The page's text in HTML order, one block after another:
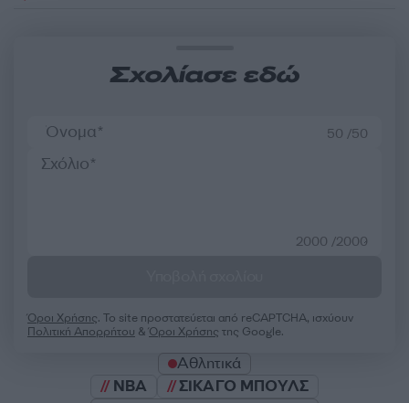
Σχολίασε εδώ
50 /50
2000 /2000
Όροι Χρήσης. Το site προστατεύεται από reCAPTCHA, ισχύουν
Πολιτική Απορρήτου &Όροι Χρήσης της Google.
Αθλητικά
NBA
ΣΙΚΑΓΟ ΜΠΟΥΛΣ